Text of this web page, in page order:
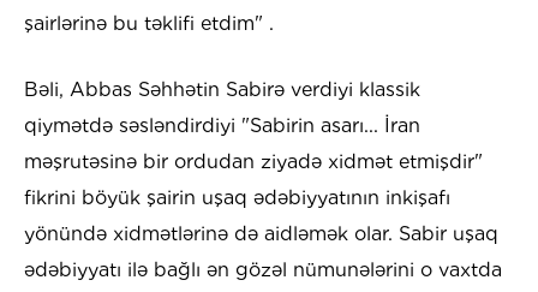
şairlərinə bu təklifi etdim" .
Bəli, Abbas Səhhətin Sabirə verdiyi klassik
qiymətdə səsləndirdiyi "Sabirin asarı... İran
məşrutəsinə bir ordudan ziyadə xidmət etmişdir"
fikrini böyük şairin uşaq ədəbiyyatının inkişafı
yönündə xidmətlərinə də aidləmək olar. Sabir uşaq
ədəbiyyatı ilə bağlı ən gözəl nümunələrini o vaxtda